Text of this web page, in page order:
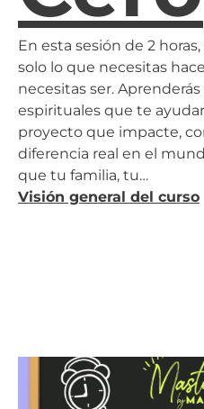
En esta sesión de 2
solo lo que necesitas
necesitas ser.
espirituales que te
proyecto que impacte,
diferencia real en el
que tu familia, tu…
Visión general del curso